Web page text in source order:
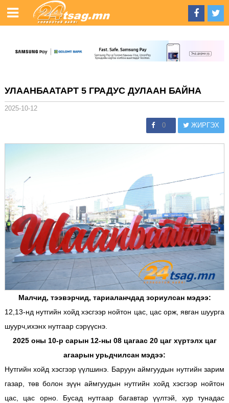
УЛААНБААТАРТ 5 ГРАДУС ДУЛААН БАЙНА
2025-10-12
0 ЖИРГЭХ
Малчид, тээвэрчид, тариаланчдад зориулсан мэдээ:
12,13-нд нутгийн хойд хэсгээр нойтон цас, цас орж, явган шуурга
шуурч,ихэнх нутгаар сэрүүснэ.
2025 оны 10-р сарын 12-ны 08 цагаас 20 цаг хүртэлх цаг
агаарын урьдчилсан мэдээ:
Нутгийн хойд хэсгээр үүлшинэ. Баруун аймгуудын нутгийн зарим
газар, төв болон зүүн аймгуудын нутгийн хойд хэсгээр нойтон
цас, цас орно. Бусад нутгаар багавтар үүлтэй, хур тунадас